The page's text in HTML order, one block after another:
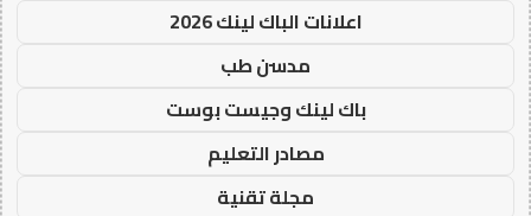
اعلانات الباك لينك 2026
مدسن طب
باك لينك وجيست بوست
مصادر التعليم
مجلة تقنية